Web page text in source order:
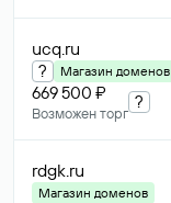
ucq.ru
? Магазин доменов
669 500 ₽
Возможен торг
?
rdgk.ru
Магазин доменов